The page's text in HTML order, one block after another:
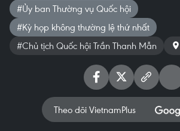
#Ủy ban Thường vụ Quốc hội
#Kỳ họp không thường lệ thứ nhất
#Chủ tịch Quốc hội Trần Thanh Mẫn
Theo dõi VietnamPlus